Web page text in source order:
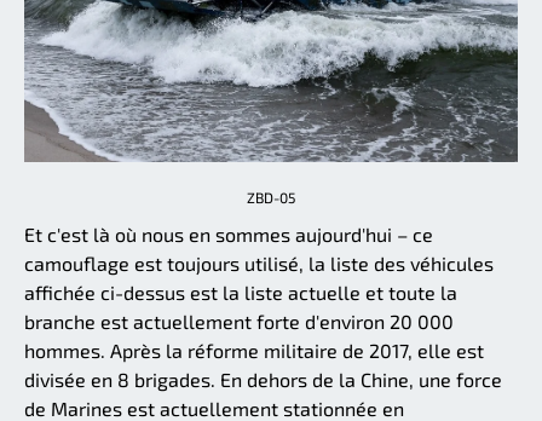
ZBD-05
Et c'est là où nous en sommes aujourd'hui – ce
camouflage est toujours utilisé, la liste des véhicules
affichée ci-dessus est la liste actuelle et toute la
branche est actuellement forte d'environ 20 000
hommes. Après la réforme militaire de 2017, elle est
divisée en 8 brigades. En dehors de la Chine, une force
de Marines est actuellement stationnée en